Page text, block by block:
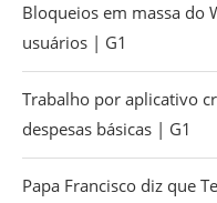
Bloqueios em massa do
usuários | G1
Trabalho por aplicativo
despesas básicas | G1
Papa Francisco diz que